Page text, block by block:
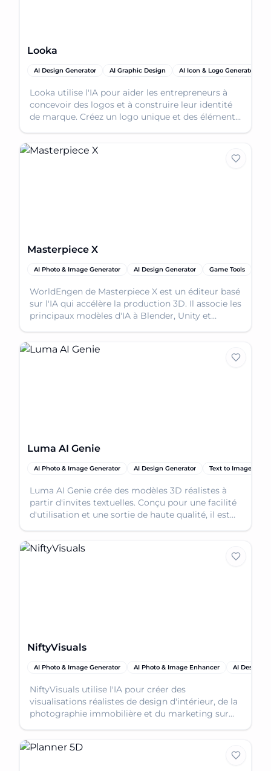
Looka
AI Design Generator AI Graphic Design AI Icon & Logo Generator
Looka utilise l'IA pour aider les entrepreneurs à
concevoir des logos et à construire leur identité
de marque. Créez un logo unique et des éléments
Masterpiece X
AI Photo & Image Generator AI Design Generator Game Tools
WorldEngen de Masterpiece X est un éditeur basé
sur l'IA qui accélère la production 3D. Il associe les
principaux modèles d'IA à Blender, Unity et
Luma AI Genie
AI Photo & Image Generator AI Design Generator Text to Image
Luma AI Genie crée des modèles 3D réalistes à
partir d'invites textuelles. Conçu pour une facilité
d'utilisation et une sortie de haute qualité, il est
NiftyVisuals
AI Photo & Image Generator AI Photo & Image Enhancer AI Design
NiftyVisuals utilise l'IA pour créer des
visualisations réalistes de design d'intérieur, de la
photographie immobilière et du marketing sur